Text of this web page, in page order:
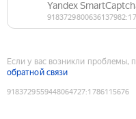
Если у вас возникли проблемы,
обратной связи
9183729559448064727:1786115676